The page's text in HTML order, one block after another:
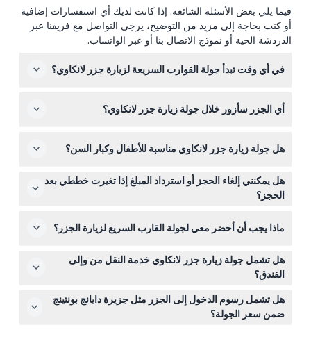
فيما يلي بعض الأسئلة الشائعة. إذا كانت لديك أي استفسارات إضافية
أو كنت بحاجة إلى مزيد من التوضيح، يرجى التواصل مع فريقنا عبر
الدردشة الحية أو نموذج الاتصال بنا أو عبر الواتساب.
في أي وقت تبدأ جولة القوارب السريعة لزيارة جزر لانكاوي؟
وتستغرق حوالي 4 ساعات. توفر الجولات الخاصة أوقات انطلاق
أي الجزر سأزور خلال جولة زيارة جزر لانكاوي؟
العذبة الشهيرة، وجزيرة سنغا بسيار لمشاهدة النسور، وجزيرة
البيضاء وإطعام الأسماك.
هل جولة زيارة جزر لانكاوي مناسبة للأطفال وكبار السن؟
نعم، الجولة ترحب بالضيوف من عمر 3 إلى 99 سنة، مع أسعار
تذاكر للأطفال والبالغين على التوالي.
هل يمكنني إلغاء الحجز أو استرداد المبلغ إذا تغيرت خططي بعد
الحجز؟
بعناية لتاريخ ووقت الجولة التي تخطط للانضمام إليها.
ماذا يجب أن أحضر معي لجولة القارب السريع لزيارة الجزر؟
احضر ملابس السباحة ومنشفة للاستمتاع بوقت الشاطئ
والسباحة بشكل مريح أثناء الجولة.
هل تشمل جولة زيارة جزر لانكاوي خدمة النقل من وإلى
الفندق؟
النقل المجاني من وإلى الفندق متوفر فقط للفنادق الواقعة في
بانتاي تشينانج وبانتاي تنتجاه؛ وإلا فستحتاج للذهاب مباشرة إلى
نقطة الالتقاء عند رصيف تلوك بارو.
هل تشمل رسوم الدخول إلى الجزر مثل جزيرة دايانج بونتينج
ضمن سعر الجولة؟